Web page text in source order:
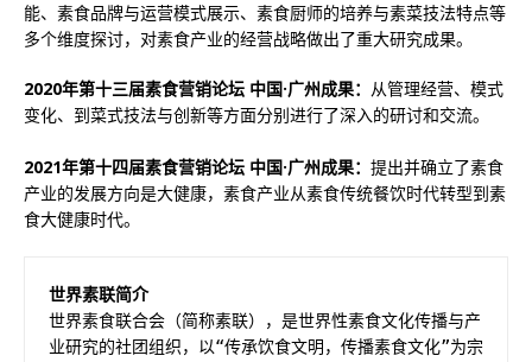
能、素食品牌与运营模式展示、素食厨师的培养与素菜技法特点等
多个维度探讨，对素食产业的经营战略做出了重大研究成果。
2020年第十三届素食营销论坛 中国·广州成果： 从管理经营、模式
变化、到菜式技法与创新等方面分别进行了深入的研讨和交流。
2021年第十四届素食营销论坛 中国·广州成果： 提出并确立了素食
产业的发展方向是大健康，素食产业从素食传统餐饮时代转型到素
食大健康时代。
世界素联简介
世界素食联合会（简称素联），是世界性素食文化传播与产
业研究的社团组织，以“传承饮食文明，传播素食文化”为宗